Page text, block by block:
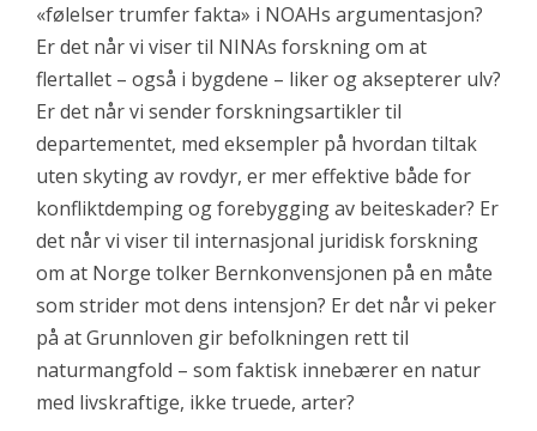
«følelser trumfer fakta» i NOAHs argumentasjon?
Er det når vi viser til NINAs forskning om at
flertallet – også i bygdene – liker og aksepterer ulv?
Er det når vi sender forskningsartikler til
departementet, med eksempler på hvordan tiltak
uten skyting av rovdyr, er mer effektive både for
konfliktdemping og forebygging av beiteskader? Er
det når vi viser til internasjonal juridisk forskning
om at Norge tolker Bernkonvensjonen på en måte
som strider mot dens intensjon? Er det når vi peker
på at Grunnloven gir befolkningen rett til
naturmangfold – som faktisk innebærer en natur
med livskraftige, ikke truede, arter?